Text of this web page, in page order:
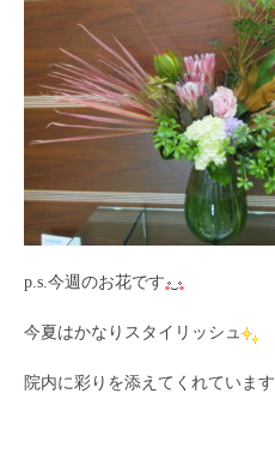
p.s.今週のお花です
今夏はかなりスタイリッシュ
院内に彩りを添えてくれています